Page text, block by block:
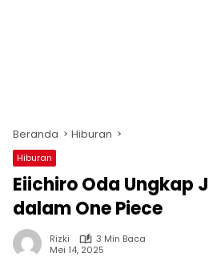
Beranda Hiburan
Hiburan
Eiichiro Oda Ungkap
dalam One Piece
Rizki
3 Min Baca
Mei 14, 2025